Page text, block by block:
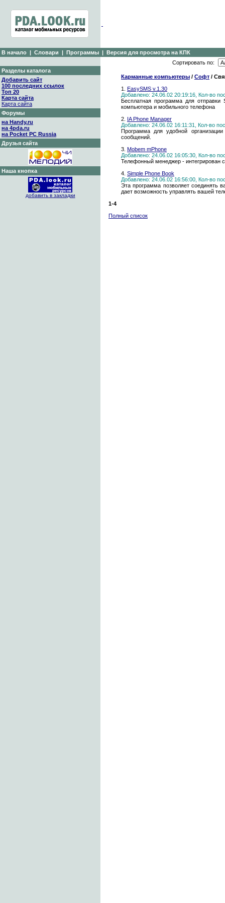
В начало | Словари | Программы | Версия для просмотра на КПК
Разделы каталога
Добавить сайт
100 последних ссылок
Топ 20
Карта сайта
Карта сайта
Форумы
на Handy.ru
на 4pda.ru
на Pocket PC Russia
Друзья сайта
Наша кнопка
добавить в закладки
Сортировать по:
Карманные компьютеры / Софт /
1. EasySMS v.1.30
Добавлено: 24.06.02 20:19:16, Кол-во
Бесплатная программа для отправки
компьютера и мобильного телефона
2. IA Phone Manager
Добавлено: 24.06.02 16:11:31, Кол-во
Программа для удобной
сообщений.
3. Mobem mPhone
Добавлено: 24.06.02 16:05:30, Кол-во
Телефонный менеджер - интегрирован
4. Simple Phone Book
Добавлено: 24.06.02 16:56:00, Кол-во
Эта программа позволяет соединять
дает возможность управлять вашей
1-4
Полный список